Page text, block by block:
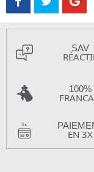
SAV
100%
EN 3X